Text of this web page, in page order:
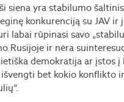
siena yra stabilumo
konkurenciją su JAV ir
labai rūpinasi savo
Rusijoje ir nėra
demokratija ar įstos į
bet kokio konflikto